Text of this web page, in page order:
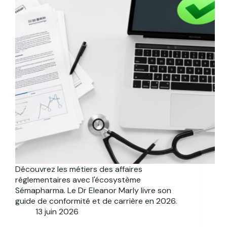
Découvrez les métiers des affaires
réglementaires avec l'écosystème
Sémapharma. Le Dr Eleanor Marly livre son
guide de conformité et de carrière en 2026.
13 juin 2026